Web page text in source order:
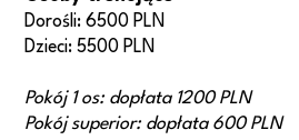
Dorośli: 6500 PLN
Dzieci: 5500 PLN
Pokój 1 os: dopłata 1200 PLN
Pokój superior: dopłata 600 PLN